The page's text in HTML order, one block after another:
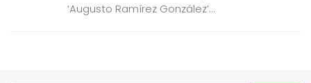
‘Augusto Ramírez González’...